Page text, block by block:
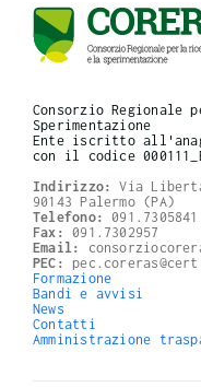
Consorzio
Sperimentazione
Ente iscritto
con il codice
Indirizzo: Via
90143 Palermo (PA)
Telefono: 091.7305841
Fax: 091.7302957
Email:
PEC:
Formazione
Bandi e avvisi
News
Contatti
Amministrazione